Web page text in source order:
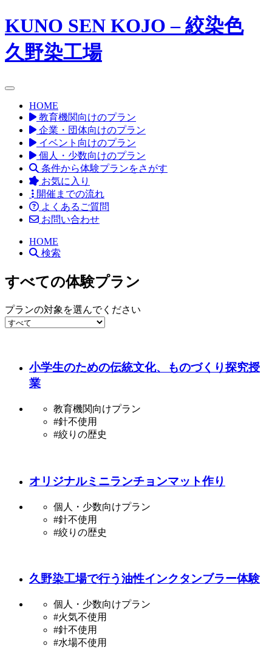
KUNO SEN KOJO – 絞染色
久野染工場
toggle navigation
HOME
教育機関向けのプラン
企業・団体向けのプラン
イベント向けのプラン
個人・少数向けのプラン
条件から体験プランをさがす
お気に入り
開催までの流れ
よくあるご質問
お問い合わせ
HOME
検索
すべての体験プラン
プランの対象を選んでください
小学生のための伝統文化、ものづくり探究授
業
教育機関向けプラン
#針不使用
#絞りの歴史
オリジナルミニランチョンマット作り
個人・少数向けプラン
#針不使用
#絞りの歴史
久野染工場で行う油性インクタンブラー体験
個人・少数向けプラン
#火気不使用
#針不使用
#水場不使用